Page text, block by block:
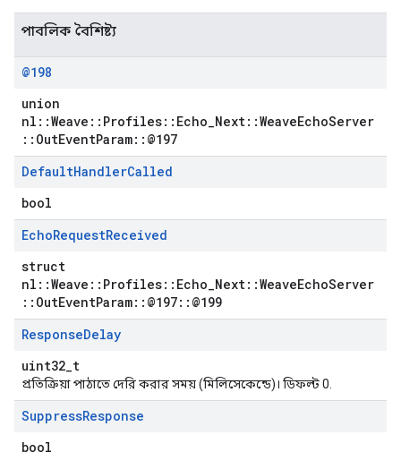
পাবলিক বৈশিষ্ট্য
@198
union
nl::Weave::Profiles::Echo_Next::WeaveEchoServer
::OutEventParam::@197
DefaultHandlerCalled
bool
EchoRequestReceived
struct
nl::Weave::Profiles::Echo_Next::WeaveEchoServer
::OutEventParam::@197::@199
ResponseDelay
uint32_t
প্রতিক্রিয়া পাঠাতে দেরি করার সময় (মিলিসেকেন্ডে)। ডিফল্ট 0.
SuppressResponse
bool